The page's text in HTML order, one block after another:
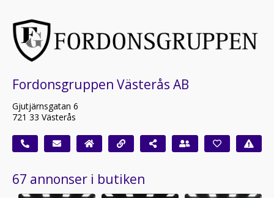
Fordonsgruppen Västerås AB
Gjutjärnsgatan 6
721 33 Västerås
67 annonser i butiken